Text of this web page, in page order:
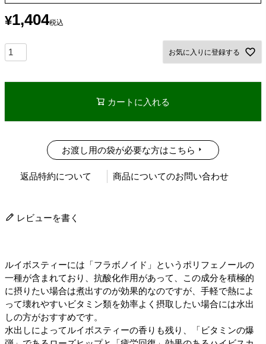
¥1,404税込
お気に入りに登録する
カートに入れる
お渡し用の袋が必要な方はこちら
返品特約について 商品についてのお問い合わせ
レビューを書く
ルイボスティーには「フラボノイド」というポリフェノールの
一種が含まれており、抗酸化作用があって、この成分を積極的
に摂りたい場合は煮出すのが効果的なのですが、手軽で熱によ
って壊れやすいビタミン類を効率よく摂取したい場合には水出
しの方がおすすめです。
水出しによってルイボスティーの香りも残り、「ビタミンの爆